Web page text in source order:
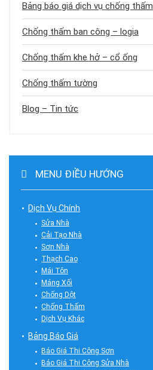
Bảng báo giá dịch vụ chống thấm
Chống thấm ban công – logia
Chống thấm khe hở – cổ ống
Chống thấm tường
Blog – Tin tức
MENU ĐIỀU HƯỚNG
Dịch Vụ Chính
Sửa Nhà
Cải Tạo Nhà
Sơn Nhà
Thạch Cao
Mái Tôn
Máng Xối
Chống Dột
Chống Thấm
Dịch Vụ Khác
Bảng Báo Giá
Báo Giá Thi Công Sơn
Báo Giá Thi Công Sửa Nhà